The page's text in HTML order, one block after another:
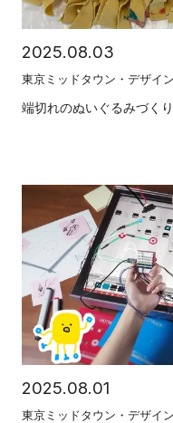
2025.08.03
東京ミッドタウン・デザイ
端切れのぬいぐるみづくり
2025.08.01
東京ミッドタウン・デザイ